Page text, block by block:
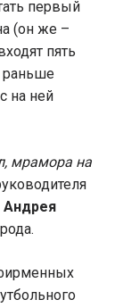
первый
(он же –
пять
раньше
на ней
мрамора на
Андрея